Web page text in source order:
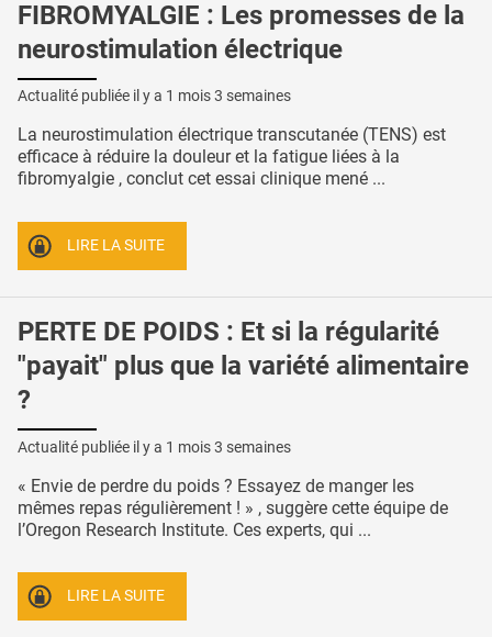
FIBROMYALGIE : Les promesses de la
neurostimulation électrique
Actualité publiée il y a 1 mois 3 semaines
La neurostimulation électrique transcutanée (TENS) est
efficace à réduire la douleur et la fatigue liées à la
fibromyalgie , conclut cet essai clinique mené ...
LIRE LA SUITE
PERTE DE POIDS : Et si la régularité
"payait" plus que la variété alimentaire
?
Actualité publiée il y a 1 mois 3 semaines
« Envie de perdre du poids ? Essayez de manger les
mêmes repas régulièrement ! » , suggère cette équipe de
l’Oregon Research Institute. Ces experts, qui ...
LIRE LA SUITE